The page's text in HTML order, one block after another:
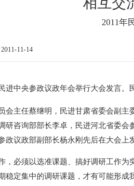
2011年
11-14
进中央参政议政年会举行大会发言
会主任蔡继明，民进甘肃省委会副
研咨询部部长李卓，民进河北省委
政议政部副部长杨永刚先后在大会上
，必须以选准课题、搞好调研工作
稳定集中的调研课题，才有可能形